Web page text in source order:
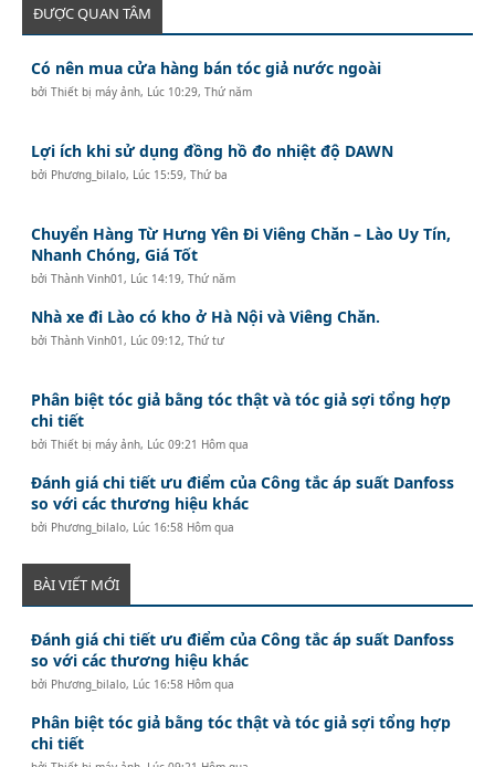
ĐƯỢC QUAN TÂM
Có nên mua cửa hàng bán tóc giả nước ngoài
bởiThiết bị máy ảnh, Lúc 10:29, Thứ năm
Lợi ích khi sử dụng đồng hồ đo nhiệt độ DAWN
bởi Phương_bilalo, Lúc 15:59, Thứ ba
Chuyển Hàng Từ Hưng Yên Đi Viêng Chăn – Lào Uy Tín,
Nhanh Chóng, Giá Tốt
bởiThành Vinh01, Lúc 14:19, Thứ năm
Nhà xe đi Lào có kho ở Hà Nội và Viêng Chăn.
bởiThành Vinh01, Lúc 09:12, Thứ tư
Phân biệt tóc giả bằng tóc thật và tóc giả sợi tổng hợp
chi tiết
bởiThiết bị máy ảnh, Lúc 09:21 Hôm qua
Đánh giá chi tiết ưu điểm của Công tắc áp suất Danfoss
so với các thương hiệu khác
bởi Phương_bilalo, Lúc 16:58 Hôm qua
BÀI VIẾT MỚI
Đánh giá chi tiết ưu điểm của Công tắc áp suất Danfoss
so với các thương hiệu khác
bởi Phương_bilalo, Lúc 16:58 Hôm qua
Phân biệt tóc giả bằng tóc thật và tóc giả sợi tổng hợp
chi tiết